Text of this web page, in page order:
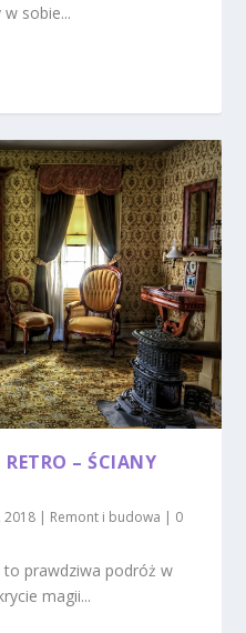
sobie...
– ŚCIANY
2018 | Remont i budowa | 0
prawdziwa podróż w
magii...